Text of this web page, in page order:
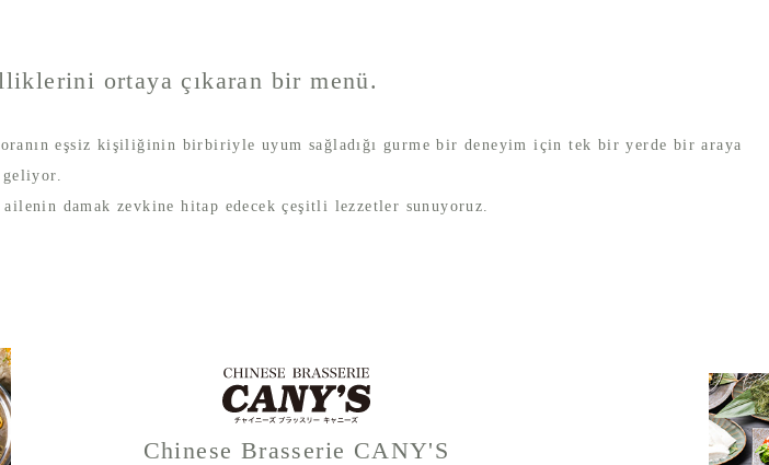
ortaya çıkaran bir menü.
eşsiz kişiliğinin birbiriyle uyum sağladığı gurme bir deneyim için tek bir yerde bir araya
geliyor.
damak zevkine hitap edecek çeşitli lezzetler sunuyoruz.
Chinese Brasserie CANY'S